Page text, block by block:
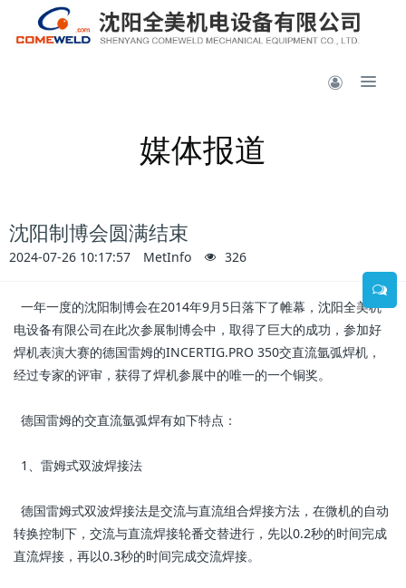
媒体报道
沈阳制博会圆满结束
2024-07-26 10:17:57 MetInfo 326
一年一度的沈阳制博会在2014年9月5日落下了帷幕，沈阳全美机
电设备有限公司在此次参展制博会中，取得了巨大的成功，参加好
焊机表演大赛的德国雷姆的INCERTIG.PRO 350交直流氩弧焊机，
经过专家的评审，获得了焊机参展中的唯一的一个铜奖。
德国雷姆的交直流氩弧焊有如下特点：
1、雷姆式双波焊接法
德国雷姆式双波焊接法是交流与直流组合焊接方法，在微机的自动
转换控制下，交流与直流焊接轮番交替进行，先以0.2秒的时间完成
直流焊接，再以0.3秒的时间完成交流焊接。